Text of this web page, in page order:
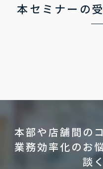
本セミナーの
本部や店舗間の
業務効率化のお
談